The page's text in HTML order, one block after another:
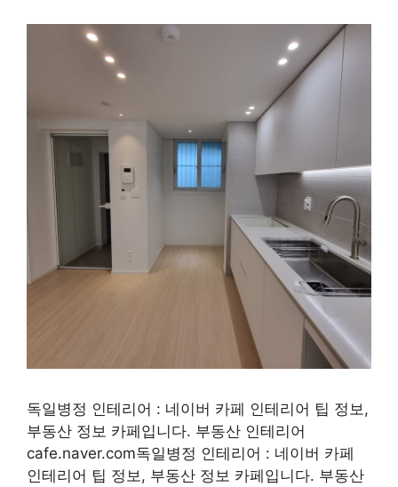
독일병정 인테리어 : 네이버 카페 인테리어 팁 정보,
부동산 정보 카페입니다. 부동산 인테리어
cafe.naver.com독일병정 인테리어 : 네이버 카페
인테리어 팁 정보, 부동산 정보 카페입니다. 부동산